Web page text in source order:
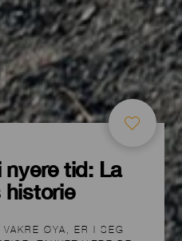
nyere tid: La
historie
ØYA, ER I SEG